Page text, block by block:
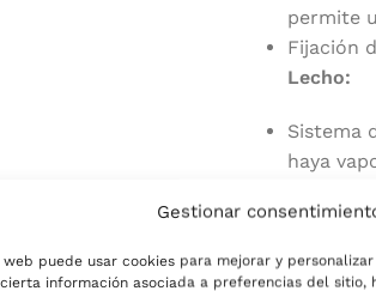
Gestionar
puede usar cookies para mejorar y
información asociada a preferencias del sitio,
permite
Fijación
Lecho:
Sistema
haya
Gran